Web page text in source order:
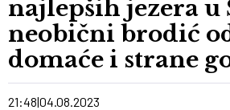
najlepših jezera u
neobični brodić
domaće i strane
21:48 04.08.2023